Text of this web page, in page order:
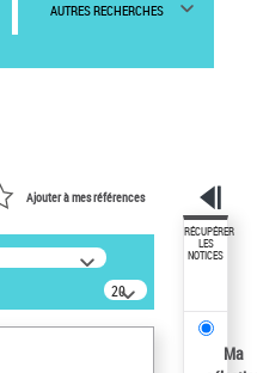
AUTRES RECHERCHES
Ajouter à mes références
20
résultats/page
RÉCUPÉRER
LES
NOTICES
Ma